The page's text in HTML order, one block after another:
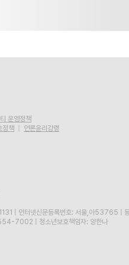
운영정책
정책
언론윤리강령
인터넷신문등록번호: 서울,아53765
7002 청소년보호책임자: 양한나